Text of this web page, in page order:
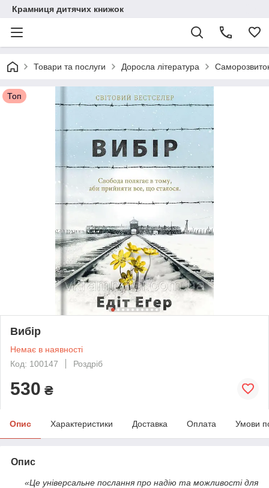
Крамниця дитячих книжок
Товари та послуги Доросла література
Топ
Вибір
Немає в наявності
Код: 100147
Роздріб
530 ₴
Опис Характеристики Доставка Оплата Умови
Опис
«Це універсальне послання про надію та можливості для